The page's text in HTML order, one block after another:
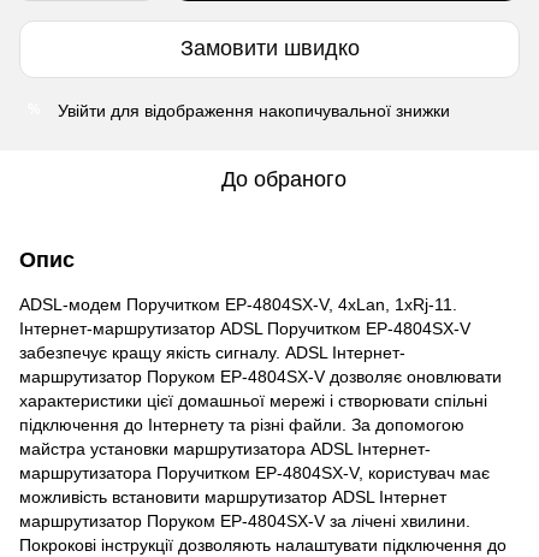
Замовити швидко
Увійти для відображення накопичувальної знижки
До обраного
Опис
ADSL-модем Поручитком EP-4804SX-V, 4xLan, 1xRj-11.
Інтернет-маршрутизатор ADSL Поручитком EP-4804SX-V
забезпечує кращу якість сигналу. ADSL Інтернет-
маршрутизатор Поруком EP-4804SX-V дозволяє оновлювати
характеристики цієї домашньої мережі і створювати спільні
підключення до Інтернету та різні файли. За допомогою
майстра установки маршрутизатора ADSL Інтернет-
маршрутизатора Поручитком EP-4804SX-V, користувач має
можливість встановити маршрутизатор ADSL Інтернет
маршрутизатор Поруком EP-4804SX-V за лічені хвилини.
Покрокові інструкції дозволяють налаштувати підключення до